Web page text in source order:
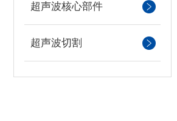
超声波核心部件
超声波切割